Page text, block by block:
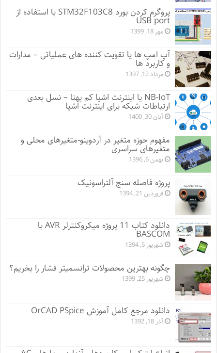
پروگرم کردن بورد STM32F103C8 با استفاده از
USB port
مهر 18, 1399
آپ امپ ها یا تقویت کننده های عملیاتی – مدارات
و کاربرد ها
مرداد 12, 1397
NB-IoT یا اینترنت اشیا کم پهنا – نسل بعدی
ارتباطات شبکه برای اینترنت اشیا
آبان 30, 1400
مفهوم حوزه متغیر در آردوینو-متغیرهای محلی و
متغیرهای سراسری
بهمن 6, 1396
پروژه فاصله سنج آلتراسونیک
فروردین 21, 1394
دانلود کتاب 11 پروژه میکروکنترلر AVR با
BASCOM
شهریور 5, 1394
چگونه بهترین محصولات ترانسمیتر فشار را بخریم؟
شهریور 25, 1399
دانلود مرجع کامل آموزش OrCAD PSpice
آذر 18, 1392